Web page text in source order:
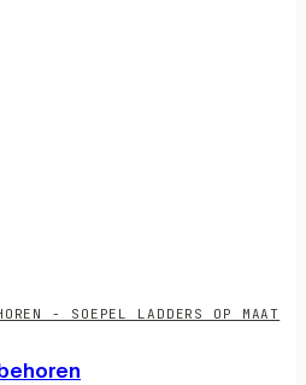
- SOEPEL LADDERS OP MAAT